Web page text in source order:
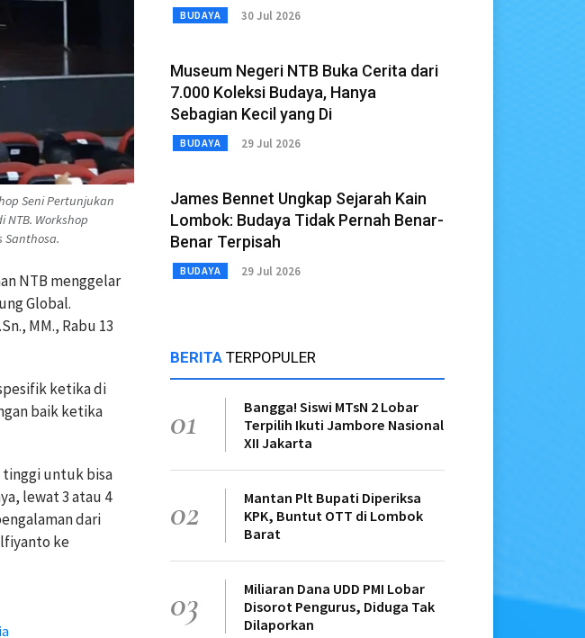
Seni Pertunjukan
Workshop
Santhosa.
NTB menggelar
Global.
MM., Rabu 13
ketika di
baik ketika
tinggi untuk bisa
lewat 3 atau 4
dari
ke
BUDAYA 30 Jul 2026
Museum Negeri NTB Buka Cerita dari
7.000 Koleksi Budaya, Hanya
Sebagian Kecil yang Di
BUDAYA 29 Jul 2026
James Bennet Ungkap Sejarah Kain
Lombok: Budaya Tidak Pernah Benar-
Benar Terpisah
BUDAYA 29 Jul 2026
BERITA TERPOPULER
01
Bangga! Siswi MTsN 2 Lobar
Terpilih Ikuti Jambore Nasional
XII Jakarta
02
Mantan Plt Bupati Diperiksa
KPK, Buntut OTT di Lombok
Barat
03
Miliaran Dana UDD PMI Lobar
Disorot Pengurus, Diduga Tak
Dilaporkan